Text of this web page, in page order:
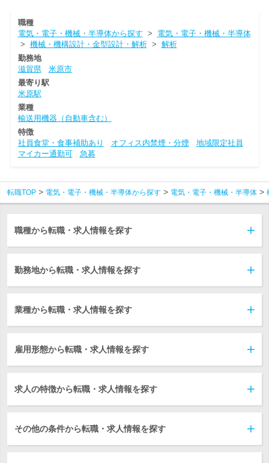
職種
電気・電子・機械・半導体から探す > 電気・電子・機械・半導体
> 機械・機構設計・金型設計・解析> 解析
勤務地
滋賀県
米原市
最寄り駅
米原駅
業種
輸送用機器（自動車含む）
特徴
社員食堂・食事補助あり
オフィス内禁煙・分煙
地域限定社員
マイカー通勤可
急募
転職TOP 電気・電子・機械・半導体から探す 電気・電子・機械・半導体
職種から転職・求人情報を探す
勤務地から転職・求人情報を探す
業種から転職・求人情報を探す
雇用形態から転職・求人情報を探す
求人の特徴から転職・求人情報を探す
その他の条件から転職・求人情報を探す